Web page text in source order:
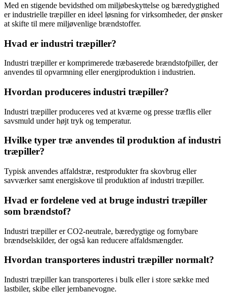
Med en stigende bevidsthed om miljøbeskyttelse og bæredygtighed
er industrielle træpiller en ideel løsning for virksomheder, der ønsker
at skifte til mere miljøvenlige brændstoffer.
Hvad er industri træpiller?
Industri træpiller er komprimerede træbaserede brændstofpiller, der
anvendes til opvarmning eller energiproduktion i industrien.
Hvordan produceres industri træpiller?
Industri træpiller produceres ved at kværne og presse træflis eller
savsmuld under højt tryk og temperatur.
Hvilke typer træ anvendes til produktion af industri
træpiller?
Typisk anvendes affaldstræ, restprodukter fra skovbrug eller
savværker samt energiskove til produktion af industri træpiller.
Hvad er fordelene ved at bruge industri træpiller
som brændstof?
Industri træpiller er CO2-neutrale, bæredygtige og fornybare
brændselskilder, der også kan reducere affaldsmængder.
Hvordan transporteres industri træpiller normalt?
Industri træpiller kan transporteres i bulk eller i store sække med
lastbiler, skibe eller jernbanevogne.